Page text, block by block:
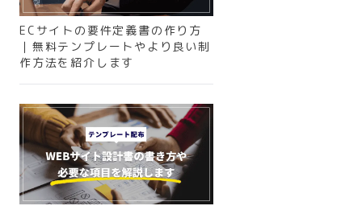
ECサイトの要件定義書の作り方
｜無料テンプレートやより良い制
作方法を紹介します